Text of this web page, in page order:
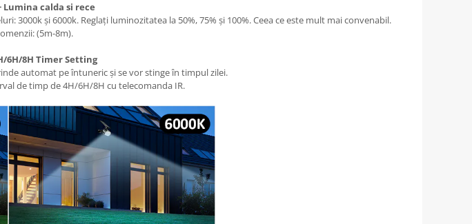
Lumina calda si rece
și 6000k. Reglați luminozitatea la 50%, 75% și 100%. Ceea ce este mult mai convenabil.
(5m-8m).
6H/8H Timer Setting
automat pe întuneric și se vor stinge în timpul zilei.
de timp de 4H/6H/8H cu telecomanda IR.